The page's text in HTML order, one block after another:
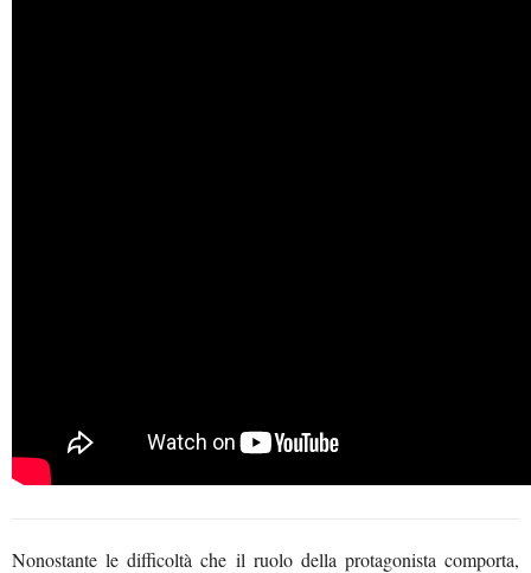
Nonostante le difficoltà che il ruolo della protagonista comporta,